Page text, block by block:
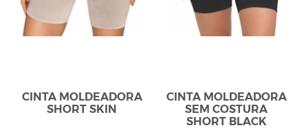
CINTA MOLDEADORA
SHORT SKIN
CINTA MOLDEADORA
SEM COSTURA
SHORT BLACK